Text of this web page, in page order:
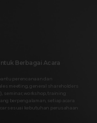
Berbagai Acara
perencanaan dan
meeting, general shareholders
seminar, workshop, training
berpengalaman, setiap acara
sesuai kebutuhan perusahaan